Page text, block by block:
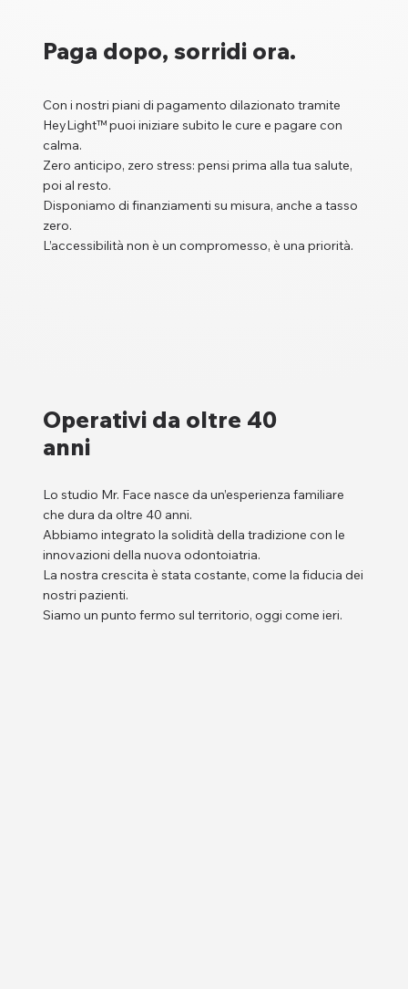
Paga dopo, sorridi ora.
Con i nostri piani di pagamento dilazionato tramite
HeyLight™ puoi iniziare subito le cure e pagare con
calma.
Zero anticipo, zero stress: pensi prima alla tua salute,
poi al resto.
Disponiamo di finanziamenti su misura, anche a tasso
zero.
L’accessibilità non è un compromesso, è una priorità.
Operativi da oltre 40
anni
Lo studio Mr. Face nasce da un’esperienza familiare
che dura da oltre 40 anni.
Abbiamo integrato la solidità della tradizione con le
innovazioni della nuova odontoiatria.
La nostra crescita è stata costante, come la fiducia dei
nostri pazienti.
Siamo un punto fermo sul territorio, oggi come ieri.